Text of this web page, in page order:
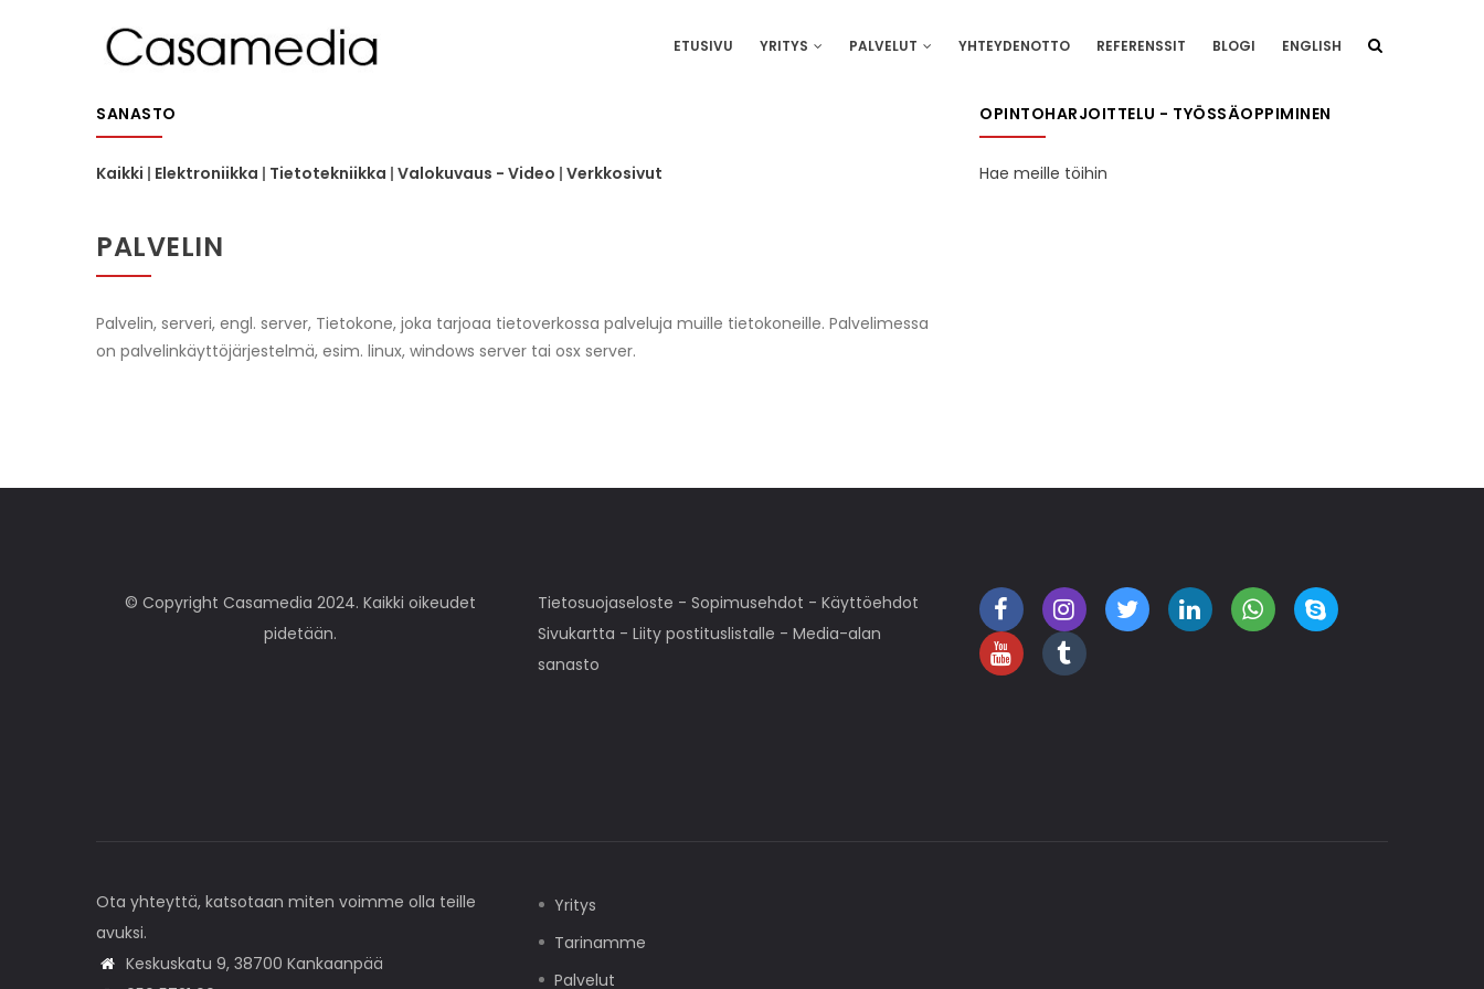
ETUSIVU YRITYS PALVELUT YHTEYDENOTTO REFERENSSIT BLOGI ENGLISH
SANASTO
Kaikki | Elektroniikka | Tietotekniikka | Valokuvaus - Video | Verkkosivut
PALVELIN
Palvelin, serveri, engl. server, Tietokone, joka tarjoaa tietoverkossa palveluja muille tietokoneille. Palvelimessa
on palvelinkäyttöjärjestelmä, esim. linux, windows server tai osx server.
OPINTOHARJOITTELU - TYÖSSÄOPPIMINEN
Hae meille töihin
© Copyright Casamedia 2024. Kaikki oikeudet
pidetään.
Tietosuojaseloste - Sopimusehdot - Käyttöehdot
Sivukartta - Liity postituslistalle - Media-alan
sanasto
Ota yhteyttä, katsotaan miten voimme olla teille
avuksi.
Keskuskatu 9, 38700 Kankaanpää
Yritys
Tarinamme
Palvelut